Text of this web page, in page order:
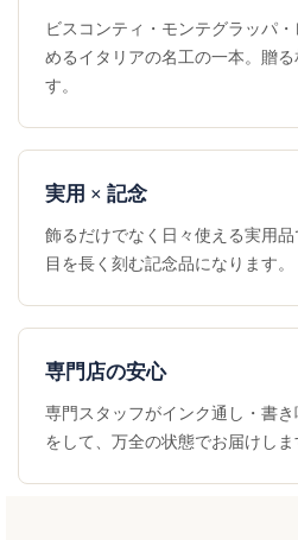
ビスコンティ・モンテグラッパ
めるイタリアの名工の一本。贈
す。
実用 × 記念
飾るだけでなく日々使える実用
目を長く刻む記念品になります。
専門店の安心
専門スタッフがインク通し・書
をして、万全の状態でお届けしま